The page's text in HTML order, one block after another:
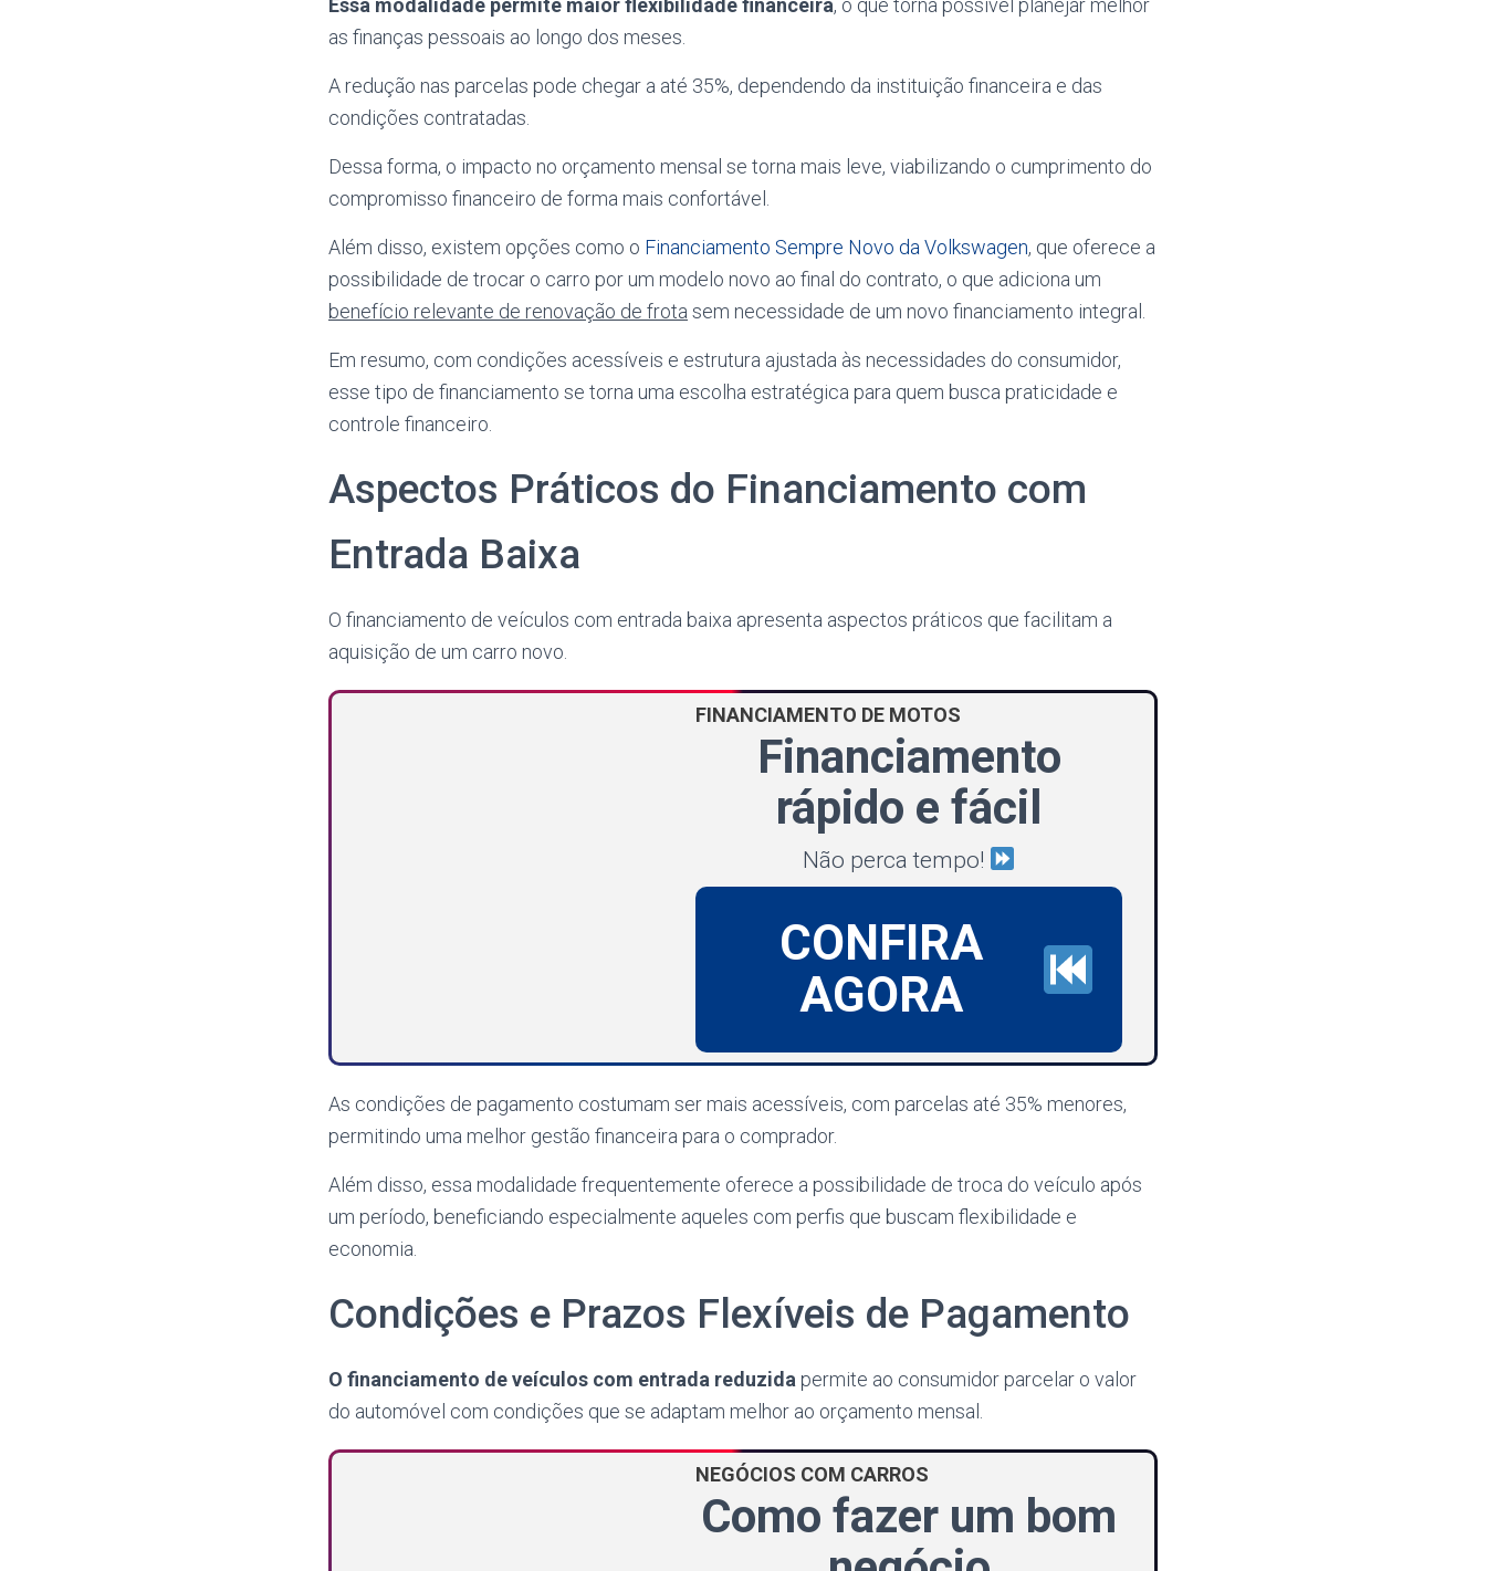
Essa modalidade permite maior flexibilidade financeira, o que torna possível planejar melhor
as finanças pessoais ao longo dos meses.
A redução nas parcelas pode chegar a até 35%, dependendo da instituição financeira e das
condições contratadas.
Dessa forma, o impacto no orçamento mensal se torna mais leve, viabilizando o cumprimento do
compromisso financeiro de forma mais confortável.
Além disso, existem opções como o Financiamento Sempre Novo da Volkswagen, que oferece a
possibilidade de trocar o carro por um modelo novo ao final do contrato, o que adiciona um
benefício relevante de renovação de frota sem necessidade de um novo financiamento integral.
Em resumo, com condições acessíveis e estrutura ajustada às necessidades do consumidor,
esse tipo de financiamento se torna uma escolha estratégica para quem busca praticidade e
controle financeiro.
Aspectos Práticos do Financiamento com
Entrada Baixa
O financiamento de veículos com entrada baixa apresenta aspectos práticos que facilitam a
aquisição de um carro novo.
FINANCIAMENTO DE MOTOS
Financiamento
rápido e fácil
Não perca tempo!
CONFIRA
AGORA
As condições de pagamento costumam ser mais acessíveis, com parcelas até 35% menores,
permitindo uma melhor gestão financeira para o comprador.
Além disso, essa modalidade frequentemente oferece a possibilidade de troca do veículo após
um período, beneficiando especialmente aqueles com perfis que buscam flexibilidade e
economia.
Condições e Prazos Flexíveis de Pagamento
O financiamento de veículos com entrada reduzida permite ao consumidor parcelar o valor
do automóvel com condições que se adaptam melhor ao orçamento mensal.
NEGÓCIOS COM CARROS
Como fazer um bom